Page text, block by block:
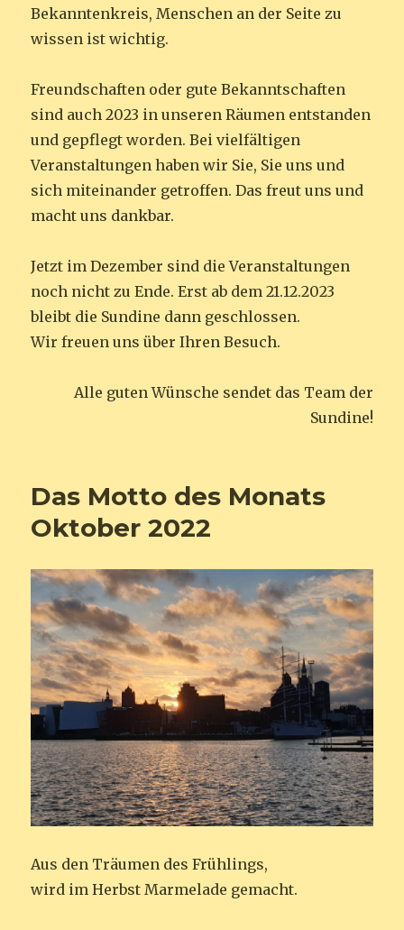
Bekanntenkreis, Menschen an der Seite zu
wissen ist wichtig.
Freundschaften oder gute Bekanntschaften
sind auch 2023 in unseren Räumen entstanden
und gepflegt worden. Bei vielfältigen
Veranstaltungen haben wir Sie, Sie uns und
sich miteinander getroffen. Das freut uns und
macht uns dankbar.
Jetzt im Dezember sind die Veranstaltungen
noch nicht zu Ende. Erst ab dem 21.12.2023
bleibt die Sundine dann geschlossen.
Wir freuen uns über Ihren Besuch.
Alle guten Wünsche sendet das Team der
Sundine!
Das Motto des Monats
Oktober 2022
Aus den Träumen des Frühlings,
wird im Herbst Marmelade gemacht.